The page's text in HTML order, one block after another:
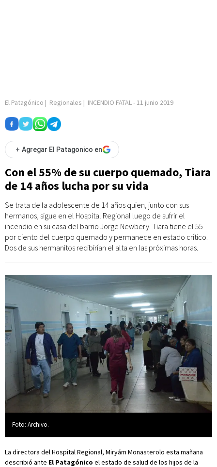
El Patagónico | Regionales | INCENDIO FATAL- 11 junio 2019
+ Agregar El Patagonico en
Con el 55% de su cuerpo quemado, Tiara
de 14 años lucha por su vida
Se trata de la adolescente de 14 años quien, junto con sus
hermanos, sigue en el Hospital Regional luego de sufrir el
incendio en su casa del barrio Jorge Newbery. Tiara tiene el 55
por ciento del cuerpo quemado y permanece en estado crítico.
Dos de sus hermanitos recibirían el alta en las próximas horas.
Foto: Archivo.
La directora del Hospital Regional, Miryám Monasterolo esta mañana
describió ante El Patagónico el estado de salud de los hijos de la